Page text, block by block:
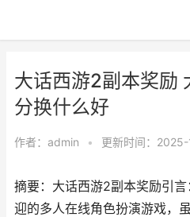
大话西游2副本奖励
分换什么好
作者： admin • 更新时间：
摘要：大话西游2副本奖励引
迎的多人在线角色扮演游戏，